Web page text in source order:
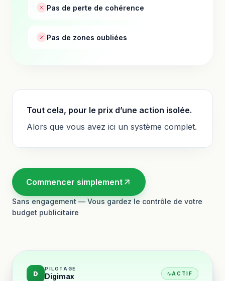
Pas de perte de cohérence
Pas de zones oubliées
Tout cela, pour le prix d’une action isolée.
Alors que vous avez ici un système complet.
Commencer simplement
Sans engagement — Vous gardez le contrôle de votre
budget publicitaire
D
PILOTAGE
Digimax ACTIF